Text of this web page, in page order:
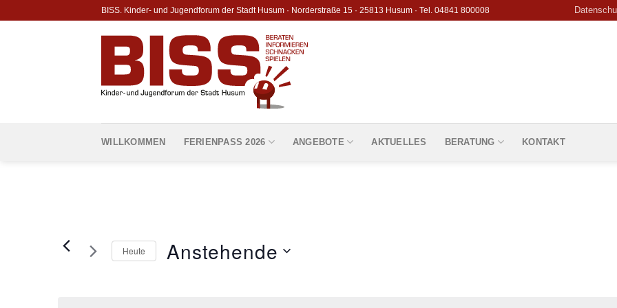
BISS. Kinder- und Jugendforum der Stadt Husum · Norderstraße 15 · 25813 Husum · Tel. 04841 800008
WILLKOMMEN FERIENPASS 2026 ANGEBOTE AKTUELLES BERATUNG KONTAKT
Heute Anstehende